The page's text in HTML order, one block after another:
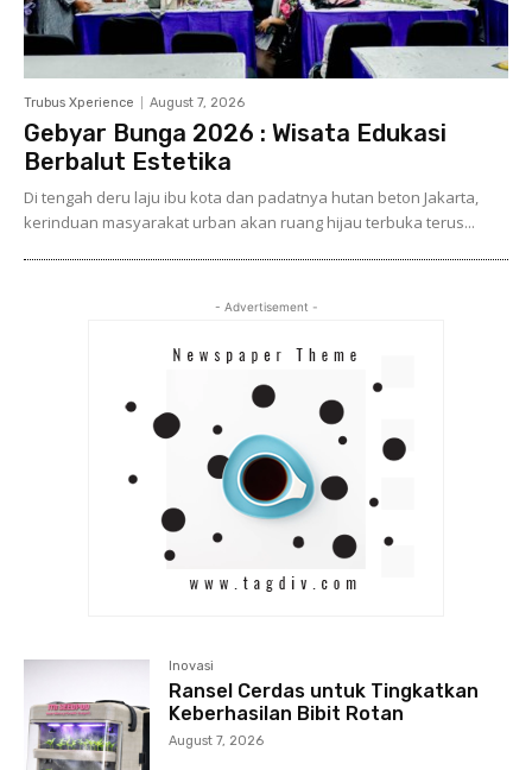
Trubus Xperience August 7, 2026
Gebyar Bunga 2026 : Wisata Edukasi
Berbalut Estetika
Di tengah deru laju ibu kota dan padatnya hutan beton Jakarta,
kerinduan masyarakat urban akan ruang hijau terbuka terus...
- Advertisement -
Inovasi
Ransel Cerdas untuk Tingkatkan
Keberhasilan Bibit Rotan
August 7, 2026